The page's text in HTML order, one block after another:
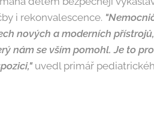
i rekonvalescence.
nových a moderních
nám se vším pomohl. Je to
uvedl primář